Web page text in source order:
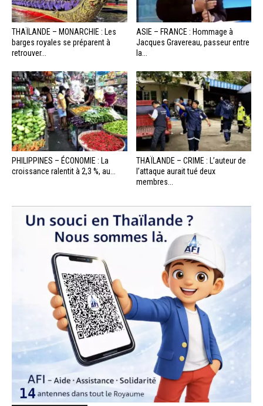
THAÏLANDE – MONARCHIE : Les
barges royales se préparent à
retrouver...
ASIE – FRANCE : Hommage à
Jacques Gravereau, passeur entre
la...
PHILIPPINES – ÉCONOMIE : La
croissance ralentit à 2,3 %, au...
THAÏLANDE – CRIME : L’auteur de
l’attaque aurait tué deux
membres...